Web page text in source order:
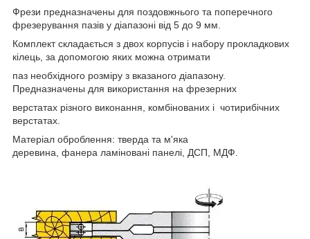
Фрези предназначены для поздовжнього та поперечного
фрезерування пазів у діапазоні від 5 до 9 мм.
Комплект складається з двох корпусів і набору прокладкових
кілець, за допомогою яких можна отримати
паз необхідного розміру з вказаного діапазону.
Предназначены для використання на фрезерних
верстатах різного виконання, комбінованих і чотирибічних
верстатах.
Матеріал оброблення: тверда та м'яка
деревина, фанера ламіновані панелі, ДСП, МДФ.